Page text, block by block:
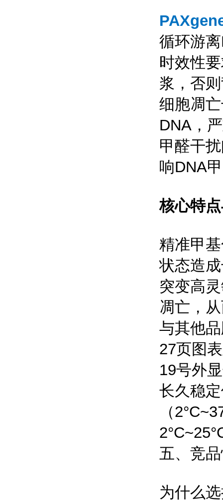
循环游
时效性
浆，否
细胞凋
DNA，
甲醛干
响DNA
核心特
精准甲
状态造
突变高
凋亡，
与其他
27页图
19号外
长久稳
（
五、竞
为什么